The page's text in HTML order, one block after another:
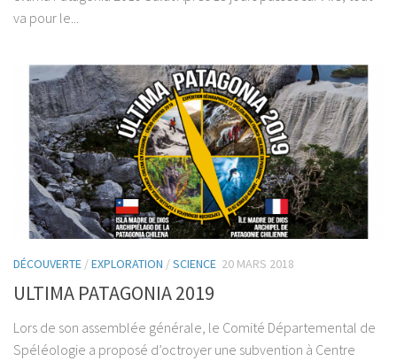
va pour le...
DÉCOUVERTE /EXPLORATION /SCIENCE 20 MARS 2018
ULTIMA PATAGONIA 2019
Lors de son assemblée générale, le Comité Départemental de
Spéléologie a proposé d’octroyer une subvention à Centre